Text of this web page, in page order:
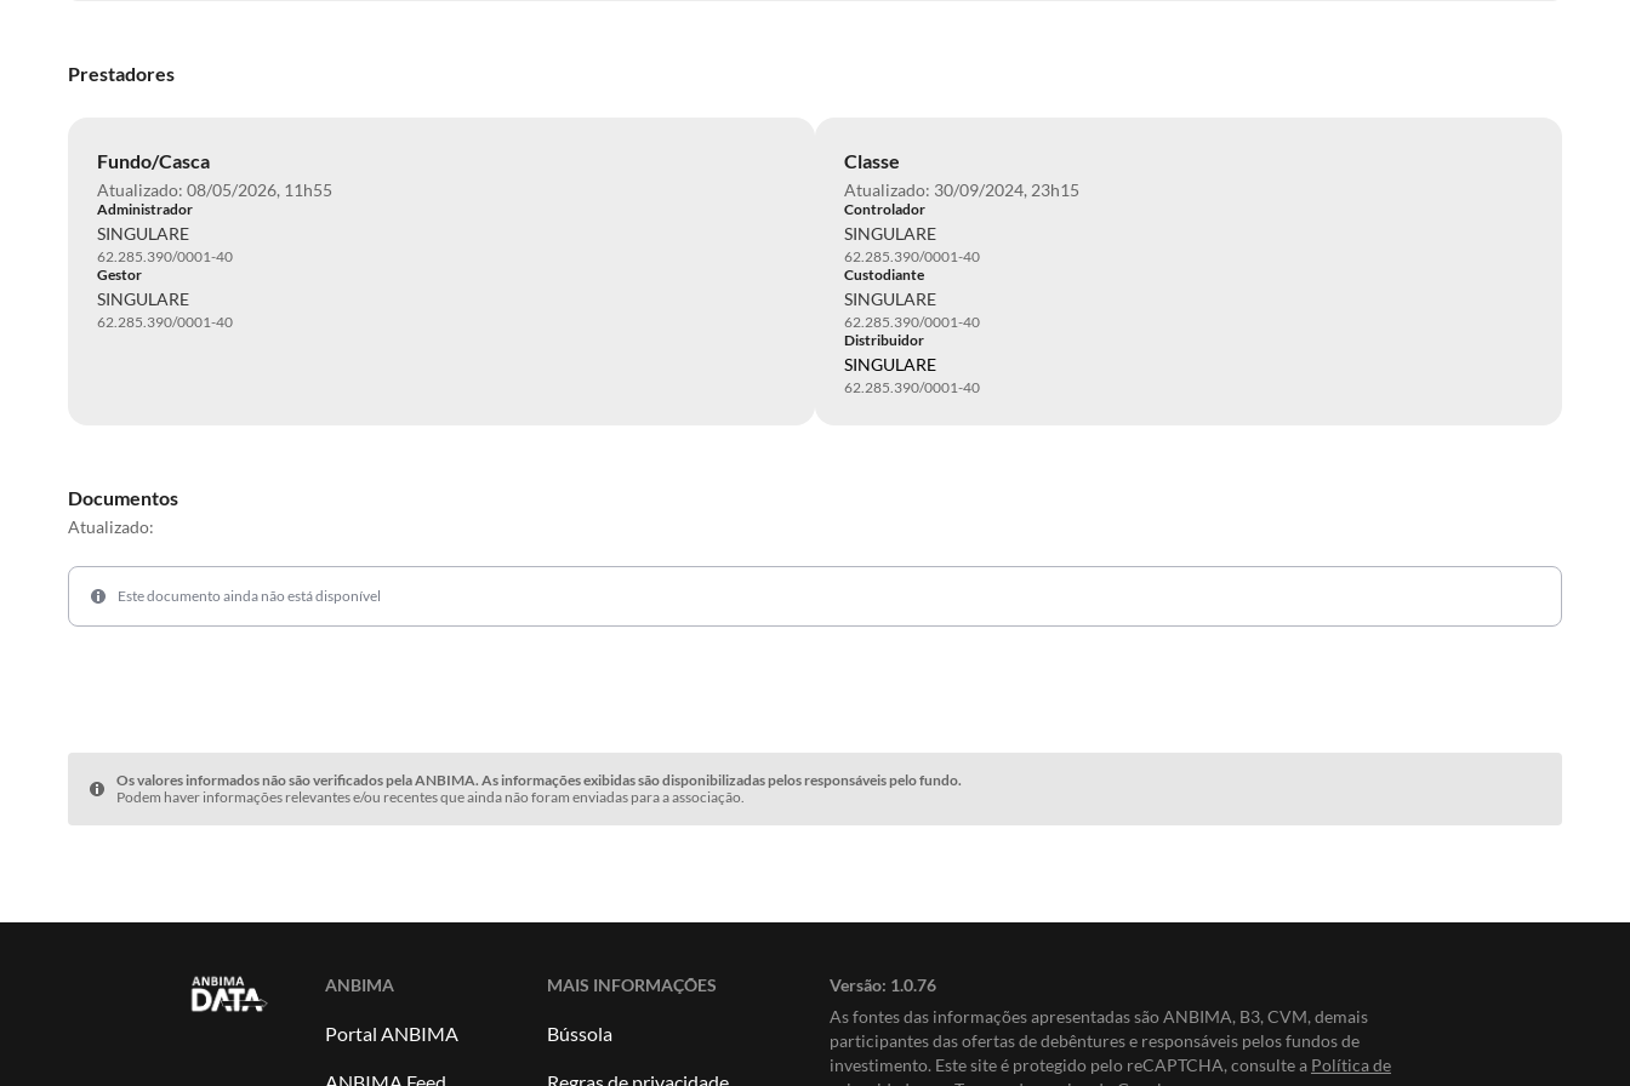
Prestadores
Fundo/Casca
Atualizado: 08/05/2026, 11h55
Administrador
SINGULARE
62.285.390/0001-40
Gestor
SINGULARE
62.285.390/0001-40
Classe
Atualizado: 30/09/2024, 23h15
Controlador
SINGULARE
62.285.390/0001-40
Custodiante
SINGULARE
62.285.390/0001-40
Distribuidor
SINGULARE
62.285.390/0001-40
Documentos
Atualizado:
Este documento ainda não está disponível
Os valores informados não são verificados pela ANBIMA. As informações exibidas são disponibilizadas pelos responsáveis pelo fundo.
Podem haver informações relevantes e/ou recentes que ainda não foram enviadas para a associação.
ANBIMA
Portal ANBIMA
MAIS INFORMAÇÕES
Bússola
Versão: 1.0.76
As fontes das informações apresentadas são ANBIMA, B3, CVM, demais
participantes das ofertas de debêntures e responsáveis pelos fundos de
investimento. Este site é protegido pelo reCAPTCHA, consulte a Política de